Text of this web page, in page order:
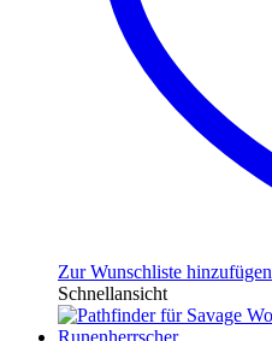
Zur Wunschliste hinzufügen
Schnellansicht